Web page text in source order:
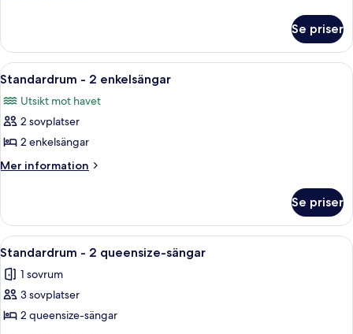
kingsize-
säng
rum
1
säng
Se priser
Öppna
alla
foton
för
Standardrum
-
Ett hotellrum med två sängar, ett
5
Standardrum - 2 enkelsängar
Utsikt mot havet
2 sovplatser
2 enkelsängar
Mer information
Mer
-
enkelsängar
Se priser
Öppna
alla
foton
för
Standardrum
Ett hotellrum med två sängar, en
3
Standardrum - 2 queensize-sängar
1 sovrum
3 sovplatser
2 queensize-sängar